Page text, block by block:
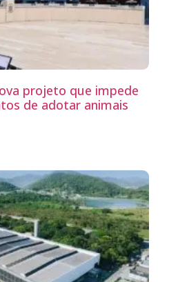
projeto que impede
de adotar animais